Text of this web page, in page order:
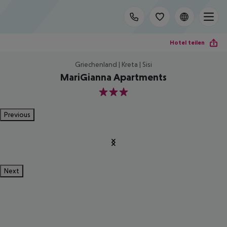
Hotel teilen
Griechenland | Kreta | Sisi
MariGianna Apartments
3
Previous
Next